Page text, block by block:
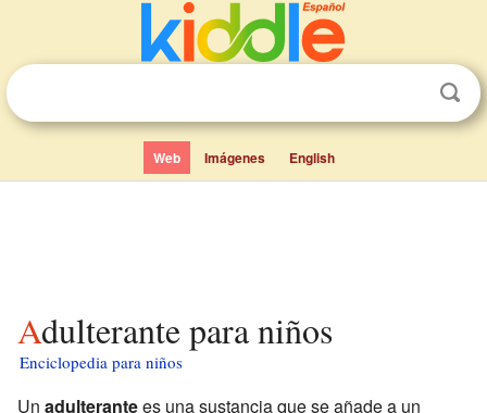
Web Imágenes English
Adulterante para niños
Enciclopedia para niños
Un adulterantees una sustancia que se añade a un